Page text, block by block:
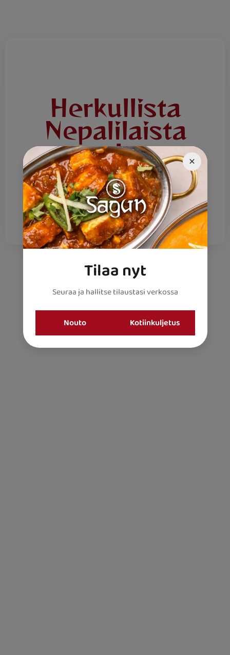
Herkullista
Nepalilaista
ruokaa
Tervetuloa Ravintola Saguniin! Tarjoamme
herkullista Nepalilaista ruokaa joka päivä.
Lounaslista